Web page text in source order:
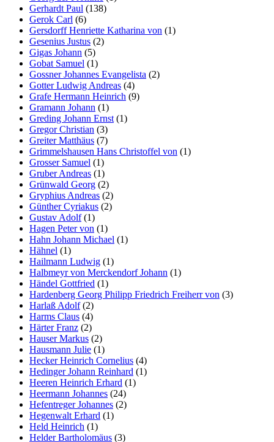
Gerhardt Paul (138)
Gerok Carl (6)
Gersdorff Henriette Katharina von (1)
Gesenius Justus (2)
Gigas Johann (5)
Gobat Samuel (1)
Gossner Johannes Evangelista (2)
Gotter Ludwig Andreas (4)
Grafe Hermann Heinrich (9)
Gramann Johann (1)
Greding Johann Ernst (1)
Gregor Christian (3)
Greiter Matthäus (7)
Grimmelshausen Hans Christoffel von (1)
Grosser Samuel (1)
Gruber Andreas (1)
Grünwald Georg (2)
Gryphius Andreas (2)
Günther Cyriakus (2)
Gustav Adolf(1)
Hagen Peter von (1)
Hahn Johann Michael (1)
Hähnel (1)
Hailmann Ludwig (1)
Halbmeyr von Merckendorf Johann (1)
Händel Gottfried (1)
Hardenberg Georg Philipp Friedrich Freiherr von (3)
Harlaß Adolf(2)
Harms Claus (4)
Härter Franz (2)
Hauser Markus (2)
Hausmann Julie (1)
Hecker Heinrich Cornelius (4)
Hedinger Johann Reinhard (1)
Heeren Heinrich Erhard (1)
Heermann Johannes (24)
Hefentreger Johannes (2)
Hegenwalt Erhard (1)
Held Heinrich (1)
Helder Bartholomäus (3)